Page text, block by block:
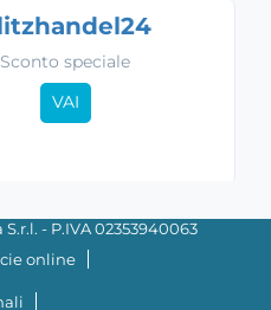
Sconto speciale
VAI
- P.IVA 02353940063
online